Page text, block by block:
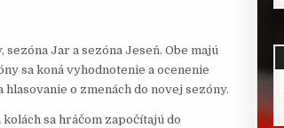
Jar a sezóna Jeseň. Obe majú
sa koná vyhodnotenie a ocenenie
o zmenách do novej sezóny.
sa hráčom započítajú do